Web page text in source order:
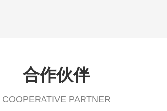
合作伙伴
COOPERATIVE PARTNER